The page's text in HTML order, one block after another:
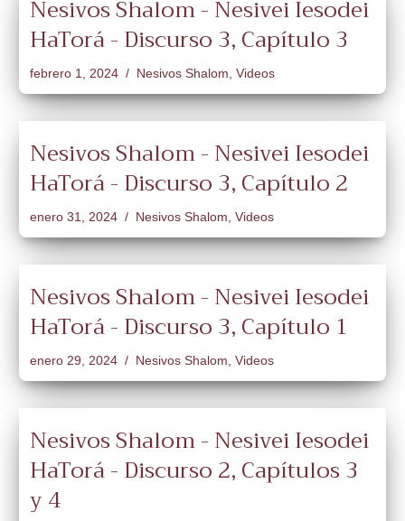
Nesivos Shalom - Nesivei Iesodei
HaTorá - Discurso 3, Capítulo 3
febrero 1, 2024 Nesivos Shalom, Videos
Nesivos Shalom - Nesivei Iesodei
HaTorá - Discurso 3, Capítulo 2
enero 31, 2024 Nesivos Shalom, Videos
Nesivos Shalom - Nesivei Iesodei
HaTorá - Discurso 3, Capítulo 1
enero 29, 2024 Nesivos Shalom, Videos
Nesivos Shalom - Nesivei Iesodei
HaTorá - Discurso 2, Capítulos 3
y 4